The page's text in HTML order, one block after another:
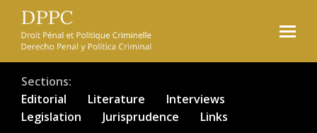
Skip
main
content
Sections
Editorial
Literature
Interviews
Legislation
Jurisprudence Links